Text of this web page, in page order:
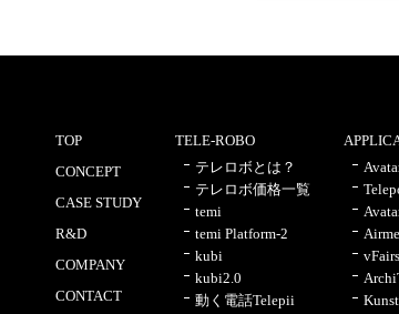
TOP
CONCEPT
CASE STUDY
R&D
COMPANY
CONTACT
TELE-ROBO
テレロボとは？
テレロボ価格一覧
temi
temi Platform-2
kubi
kubi2.0
動く電話Telepii
vFairs